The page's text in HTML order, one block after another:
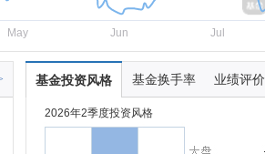
May Jun Jul
基金投资风格 基金换手率 业绩评价
2026年2季度投资风格